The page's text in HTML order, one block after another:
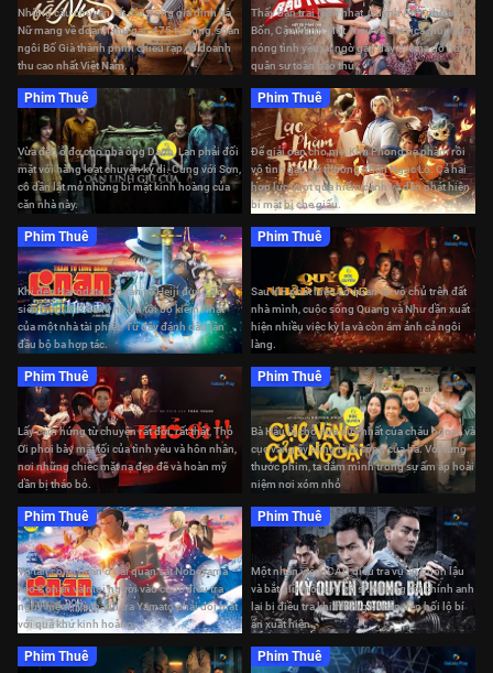
Những câu chuyện rất đời trong gia đình bà
Nữ mang về doanh thu gần 475 tỷ đồng, soán
ngôi Bố Già thành phim chiếu rạp có doanh
thu cao nhất Việt Nam.
Thấy bạn trai lạnh nhạt, Quỳnh Anh nhờ Dì
Bốn, Cậu Mười Một, Kiều và Jessica giúp hâm
nóng tình yêu, ai ngờ gặp đầy drama do hội
quân sư toàn báo thủ.
Phim Thuê
Út Lan: Oán Linh Giữ Của
Vừa đến ở đợ cho nhà ông Danh, Lan phải đối
mặt với hàng loạt chuyện kỳ dị. Cùng với Sơn,
cô dần lật mở những bí mật kinh hoàng của
căn nhà này.
Phim Thuê
Lạc Phàm Trần: Hậu Duệ Chức Nữ
Để giải oan cho mẹ, Kim Phong hạ phàm rồi
vô tình gặp gỡ thường nhân Ngọc Lộ. Cả hai
hợp lực vượt qua hiểm cảnh và dần phát hiện
bí mật bị che giấu.
Phim Thuê
Thám Tử Lừng Danh Conan: Ngôi
Sao 5 Cánh 1 Triệu Đô
Khi đến Hakodate, Conan và Heiji đụng độ
siêu trộm Kid đang nhắm tới bộ kiếm Nhật
của một nhà tài phiệt. Từ đây đánh dấu lần
đầu bộ ba hợp tác.
Phim Thuê
Quỷ Nhập Tràng
Sau khi phát hiện cỗ quan tài vô chủ trên đất
nhà mình, cuộc sống Quang và Như dần xuất
hiện nhiều việc kỳ lạ và còn ám ảnh cả ngôi
làng.
Phim Thuê
Thỏ Ơi
Lấy cảm hứng từ chuyện rất đời, rất thật, Thỏ
Ơi phơi bày mặt tối của tình yêu và hôn nhân,
nơi những chiếc mặt nạ đẹp đẽ và hoàn mỹ
dần bị tháo bỏ.
Phim Thuê
Cục Vàng Của Ngoại
Bà Hậu là chỗ dựa duy nhất của cháu ngoại, và
cục vàng ấy cũng là lẽ sống của bà. Với từng
thước phim, ta đắm mình trong sự ấm áp hoài
niệm nơi xóm nhỏ
Phim Thuê
Thám Tử Lừng Danh Conan: Dư Ảnh
Của Độc Nhãn
Vụ tấn công bí ẩn ở đài quan sát Nobeyama
kéo Conan và mọi người vào cuộc điều tra
nguy hiểm. Và thanh tra Yamato phải đối mặt
với quá khứ kinh hoàng.
Phim Thuê
Kỳ Quyền Phong Bạo
Một nhân viên ICAC điều tra vụ án buôn lậu
và bắt giữ một cựu võ sĩ. Nhưng rồi chính anh
lại bị điều tra khi những khoản tiền hối lộ bí
ẩn xuất hiện.
Phim Thuê Phim Thuê